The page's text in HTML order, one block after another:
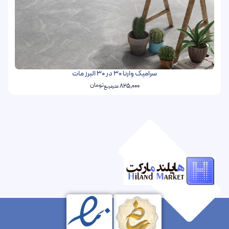
سرامیک وارنا 30 در 30 البرز مات
825,000مترمربعتومان